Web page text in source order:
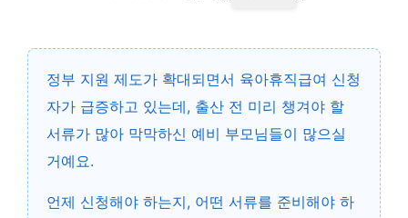
정부 지원 제도가 확대되면서 육아휴직급여 신청
자가 급증하고 있는데, 출산 전 미리 챙겨야 할
서류가 많아 막막하신 예비 부모님들이 많으실
거예요.
언제 신청해야 하는지, 어떤 서류를 준비해야 하